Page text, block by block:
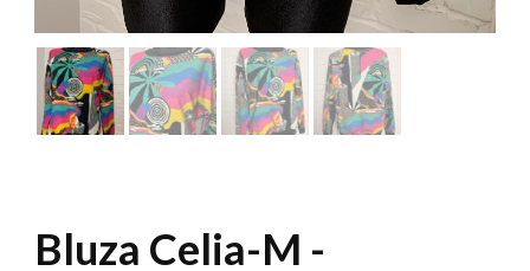
Bluza Celia-M -